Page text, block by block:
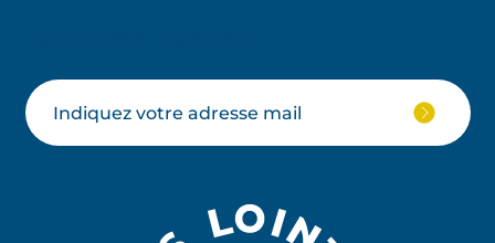
Votre
email
JE